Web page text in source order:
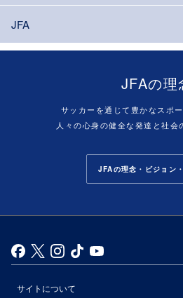
JFA
JFAの理
サッカーを通じて豊かなスポ
人々の心身の健全な発達と社会
JFAの理念・ビジョン
サイトについて